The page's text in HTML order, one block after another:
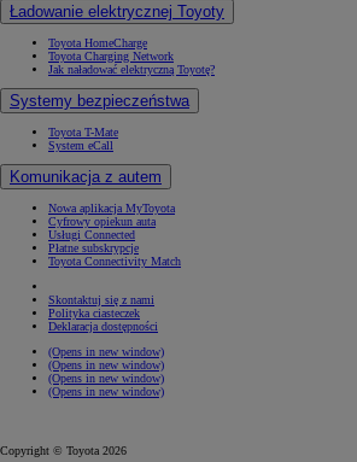
Ładowanie elektrycznej Toyoty
Toyota HomeCharge
Toyota Charging Network
Jak naładować elektryczną Toyotę?
Systemy bezpieczeństwa
Toyota T-Mate
System eCall
Komunikacja z autem
Nowa aplikacja MyToyota
Cyfrowy opiekun auta
Usługi Connected
Płatne subskrypcje
Toyota Connectivity Match
Skontaktuj się z nami
Polityka ciasteczek
Deklaracja dostępności
(Opens in new window)
(Opens in new window)
(Opens in new window)
(Opens in new window)
Copyright © Toyota 2026